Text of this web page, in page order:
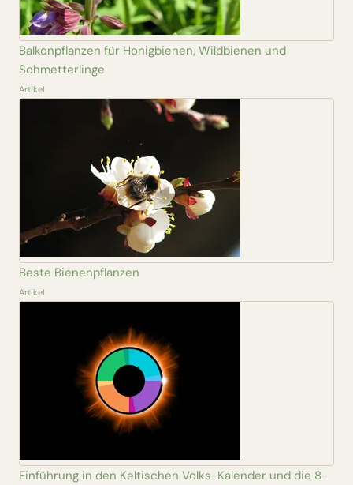
Balkonpflanzen für Honigbienen, Wildbienen und
Schmetterlinge
Artikel
Beste Bienenpflanzen
Artikel
Einführung in den Keltischen Volks-Kalender und die 8-